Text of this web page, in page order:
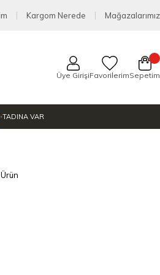
Kargom Nerede Mağazalarımız
Üye GirişiFavorilerimSepetim
VAR